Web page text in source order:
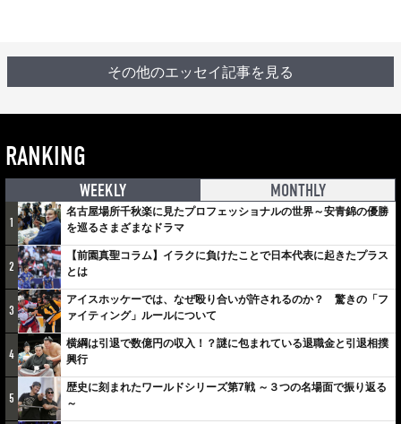
その他のエッセイ記事を見る
RANKING
WEEKLY MONTHLY
1
名古屋場所千秋楽に見たプロフェッショナルの世界～安青錦の優勝
を巡るさまざまなドラマ
2
【前園真聖コラム】イラクに負けたことで日本代表に起きたプラス
とは
3
アイスホッケーでは、なぜ殴り合いが許されるのか？ 驚きの「フ
ァイティング」ルールについて
4
横綱は引退で数億円の収入！？謎に包まれている退職金と引退相撲
興行
5
歴史に刻まれたワールドシリーズ第7戦 ～３つの名場面で振り返る
～